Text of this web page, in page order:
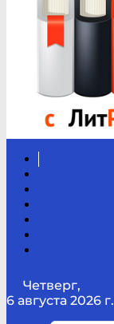
Четверг,
6 августа 2026 г.